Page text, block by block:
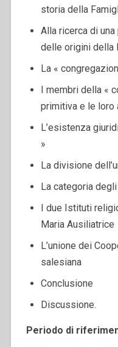
storia della
Alla ricerca di
delle origini della
La «
I membri della «
primitiva e le loro
L’esistenza
»
La divisione
La categoria
I due Istituti
Maria Ausiliatrice
L’unione dei
salesiana
Conclusione
Discussione.
Periodo di